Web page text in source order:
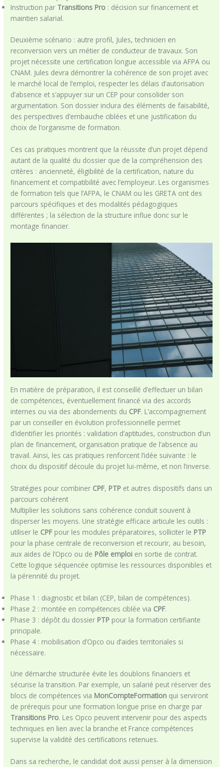
Instruction par Transitions Pro : décision sur financement et
maintien salarial.
Deuxième scénario : autre profil, Jules, technicien en
reconversion vers un métier de conducteur de travaux. Son
projet nécessite une certification longue accessible via AFPA ou
CNAM. Jules devra démontrer la cohérence de son projet avec
le marché local de l’emploi, respecter les délais d’autorisation
d’absence et s’appuyer sur un CEP pour consolider son
argumentation. Son dossier inclura des éléments de faisabilité,
des perspectives d’embauche ciblées et une justification du
choix de l’organisme de formation.
Ces cas pratiques montrent que la réussite d’un projet dépend
autant de la qualité du dossier que de la compréhension des
critères : ancienneté, éligibilité de la certification, nature du
financement et compatibilité avec l’employeur. Les organismes
de formation tels que l’AFPA, le CNAM ou les GRETA ont des
parcours spécifiques et des modalités pédagogiques
différentes ; la sélection de la structure influe donc sur le
montage financier.
En matière de préparation, il est conseillé d’effectuer un bilan
de compétences, éventuellement financé via des accords
internes ou via des abondements du CPF. L’accompagnement
par un conseiller en évolution professionnelle permet
d’identifier les priorités : validation d’aptitudes, construction d’un
plan de financement, organisation pratique de l’absence au
travail. Ainsi, les cas pratiques renforcent l’idée suivante : le
choix du dispositif découle du projet lui-même, et non l’inverse.
Stratégies pour combiner CPF, PTP et autres dispositifs dans un
parcours cohérent
Multiplier les solutions sans cohérence conduit souvent à
disperser les moyens. Une stratégie efficace articule les outils :
utiliser le CPF pour les modules préparatoires, solliciter le PTP
pour la phase centrale de reconversion et recourir, au besoin,
aux aides de l’Opco ou de Pôle emploi en sortie de contrat.
Cette logique séquencée optimise les ressources disponibles et
la pérennité du projet.
Phase 1 : diagnostic et bilan (CEP, bilan de compétences).
Phase 2 : montée en compétences ciblée via CPF.
Phase 3 : dépôt du dossier PTP pour la formation certifiante
principale.
Phase 4 : mobilisation d’Opco ou d’aides territoriales si
nécessaire.
Une démarche structurée évite les doublons financiers et
sécurise la transition. Par exemple, un salarié peut réserver des
blocs de compétences via MonCompteFormation qui serviront
de prérequis pour une formation longue prise en charge par
Transitions Pro. Les Opco peuvent intervenir pour des aspects
techniques en lien avec la branche et France compétences
supervise la validité des certifications retenues.
Dans sa recherche, le candidat doit aussi penser à la dimension